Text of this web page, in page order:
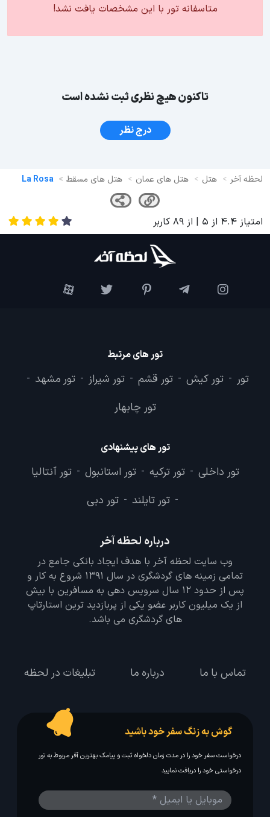
متاسفانه تور با این مشخصات یافت نشد!
تاکنون هیچ نظری ثبت نشده است
درج نظر
لحظه آخر هتل هتل های عمان هتل های مسقط La Rosa
امتیاز 4.4 از 5 | از 89 کاربر
تور های مرتبط
تور - تور کیش - تور قشم - تور شیراز - تور مشهد -
تور چابهار
تور های پیشنهادی
تور داخلی - تور ترکیه - تور استانبول - تور آنتالیا
- تور تایلند - تور دبی
درباره لحظه آخر
وب سایت لحظه آخر با هدف ایجاد بانکی جامع در
تمامی زمینه های گردشگری در سال 1391 شروع به کار و
پس از حدود 12 سال سرویس دهی به مسافرین با بیش
از یک میلیون کاربر عضو یکی از پربازدید ترین استارتاپ
های گردشگری می باشد.
تماس با ما درباره ما تبلیغات در لحظه
گوش به زنگ سفر خود باشید
درخواست سفر خود را در مدت زمان دلخواه ثبت و پیامک بهترین آفر مربوط به تور
درخواستی خود را دریافت نمایید